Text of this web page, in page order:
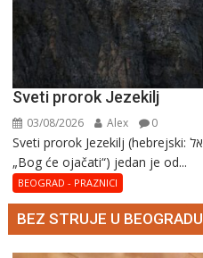
Sveti prorok Jezekilj
03/08/2026 Alex 0
Sveti prorok Jezekilj (hebrejski: יְחֶזְקֵאל – Jehезkel, „Bog jača“ ili
„Bog će ojačati“) jedan je od...
BEOGRAD - PRAZNICI
BEZ STRUJE U BEOGRADU